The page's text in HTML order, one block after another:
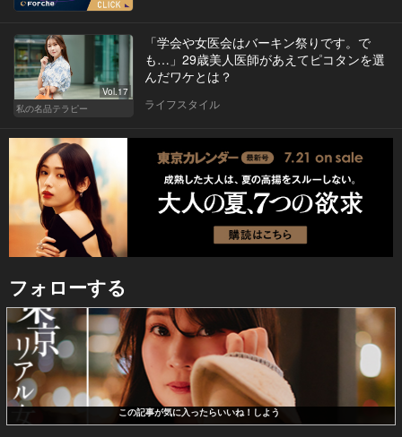
Vol.17
私の名品テラピー
「学会や女医会はバーキン祭りです。で
も…」29歳美人医師があえてピコタンを選
んだワケとは？
ライフスタイル
フォローする
この記事が気に入ったらいいね！しよう